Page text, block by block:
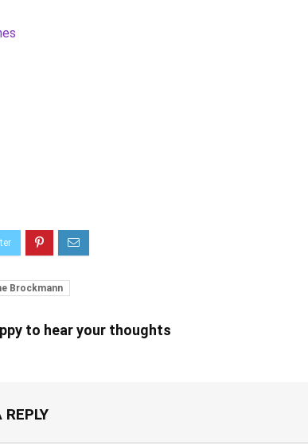
Brockmann
to hear your thoughts
REPLY